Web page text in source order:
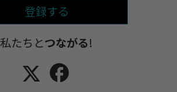
登録する
私たちとつながる!